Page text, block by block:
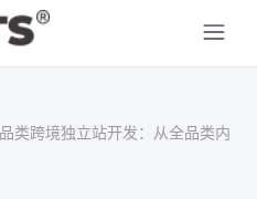
品类跨境独立站开发：从全品类内